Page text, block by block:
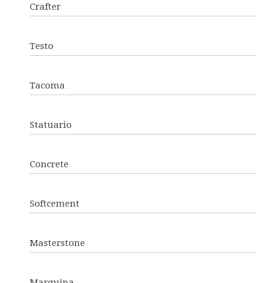
Crafter
Testo
Tacoma
Statuario
Concrete
Softcement
Masterstone